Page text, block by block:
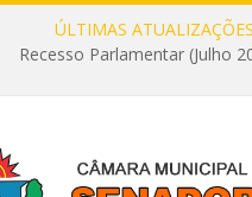
ÚLTIMAS
Recesso Parlamentar (Julho